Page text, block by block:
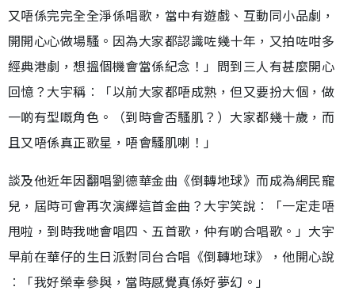
又唔係完完全全淨係唱歌，當中有遊戲、互動同小品劇，
開開心心做場騷。因為大家都認識咗幾十年，又拍咗咁多
經典港劇，想搵個機會當係紀念！」問到三人有甚麼開心
回憶？大宇稱︰「以前大家都唔成熟，但又要扮大個，做
一啲有型嘅角色。（到時會否騷肌？）大家都幾十歲，而
且又唔係真正歌星，唔會騷肌喇！」
談及他近年因翻唱劉德華金曲《倒轉地球》而成為網民寵
兒，屆時可會再次演繹這首金曲？大宇笑說︰「一定走唔
甩啦，到時我哋會唱四、五首歌，仲有啲合唱歌。」大宇
早前在華仔的生日派對同台合唱《倒轉地球》，他開心說
︰「我好榮幸參與，當時感覺真係好夢幻。」